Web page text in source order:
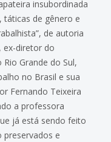
insubordinada
táticas de gênero e
de autoria
ex-diretor do
Grande do Sul,
no Brasil e sua
Fernando Teixeira
a professora
já está sendo feito
preservados e